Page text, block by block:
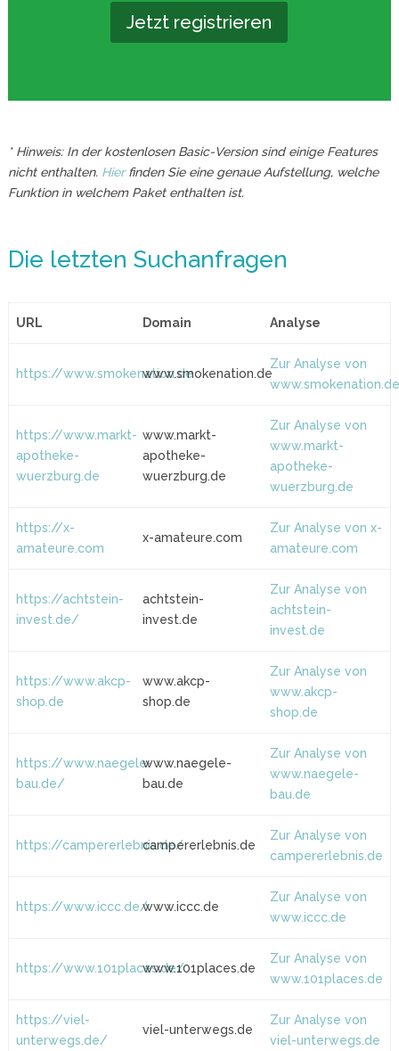
Jetzt registrieren
* Hinweis: In der kostenlosen Basic-Version sind einige Features
nicht enthalten. Hierfinden Sie eine genaue Aufstellung, welche
Funktion in welchem Paket enthalten ist.
Die letzten Suchanfragen
URL Domain Analyse
https://www.smokenation.dewww.smokenation.de
Zur Analyse von
https://www.markt-
apotheke-
wuerzburg.de
www.markt-
apotheke-
wuerzburg.de
Zur Analyse von
www.markt-
apotheke-
wuerzburg.de
https://x-
amateure.com
x-amateure.com
Zur Analyse von x-
amateure.com
https://achtstein-
invest.de/
achtstein-
invest.de
Zur Analyse von
achtstein-
invest.de
https://www.akcp-
shop.de
www.akcp-
shop.de
Zur Analyse von
www.akcp-
shop.de
https://www.naegele-
bau.de/
www.naegele-
bau.de
Zur Analyse von
www.naegele-
bau.de
https://campererlebnis.de/campererlebnis.de
Zur Analyse von
campererlebnis.de
https://www.iccc.de/www.iccc.de
Zur Analyse von
www.iccc.de
https://www.101places.de/www.101places.de
Zur Analyse von
www.101places.de
https://viel-
unterwegs.de/
viel-unterwegs.de
Zur Analyse von
viel-unterwegs.de